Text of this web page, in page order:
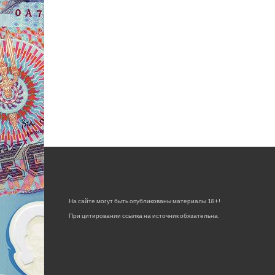
На сайте могут быть опубликованы материалы 18+!
При цитировании ссылка на источник обязательна.